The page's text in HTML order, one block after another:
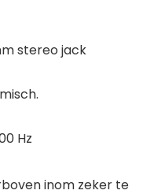
stereo jack
Hz
inom zeker te